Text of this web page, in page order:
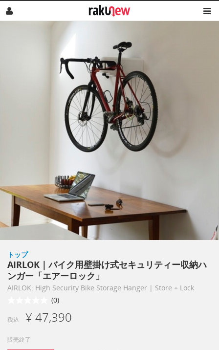
トップ
AIRLOK｜バイク用壁掛け式セキュリティー収納ハ
ンガー「エアーロック」
AIRLOK: High Security Bike Storage Hanger | Store + Lock
(0)
税込 ¥ 47,390
販売終了